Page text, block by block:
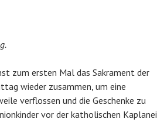
zum ersten Mal das Sakrament der
wieder zusammen, um eine
verflossen und die Geschenke zu
vor der katholischen Kaplanei